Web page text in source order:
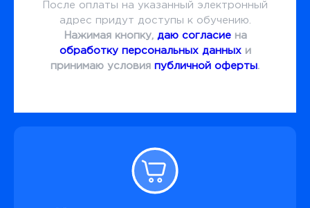
После оплаты на указанный электронный
адрес придут доступы к обучению.
Нажимая кнопку, даю согласиена
обработку персональных данныхи
принимаю условия публичной оферты.